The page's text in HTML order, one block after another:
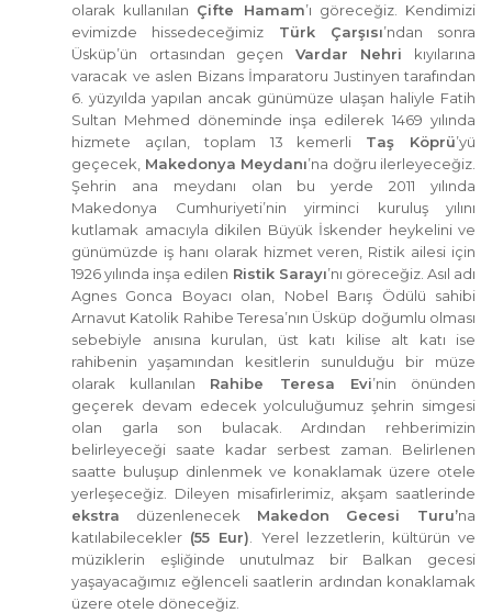
olarak kullanılan Çifte Hamam’ı göreceğiz. Kendimizi
evimizde hissedeceğimiz Türk Çarşısı’ndan sonra
Üsküp’ün ortasından geçen Vardar Nehri kıyılarına
varacak ve aslen Bizans İmparatoru Justinyen tarafından
6. yüzyılda yapılan ancak günümüze ulaşan haliyle Fatih
Sultan Mehmed döneminde inşa edilerek 1469 yılında
hizmete açılan, toplam 13 kemerli Taş Köprü’yü
geçecek, Makedonya Meydanı’na doğru ilerleyeceğiz.
Şehrin ana meydanı olan bu yerde 2011 yılında
Makedonya Cumhuriyeti’nin yirminci kuruluş yılını
kutlamak amacıyla dikilen Büyük İskender heykelini ve
günümüzde iş hanı olarak hizmet veren, Ristik ailesi için
1926 yılında inşa edilen Ristik Sarayı’nı göreceğiz. Asıl adı
Agnes Gonca Boyacı olan, Nobel Barış Ödülü sahibi
Arnavut Katolik Rahibe Teresa’nın Üsküp doğumlu olması
sebebiyle anısına kurulan, üst katı kilise alt katı ise
rahibenin yaşamından kesitlerin sunulduğu bir müze
olarak kullanılan Rahibe Teresa Evi’nin önünden
geçerek devam edecek yolculuğumuz şehrin simgesi
olan garla son bulacak. Ardından rehberimizin
belirleyeceği saate kadar serbest zaman. Belirlenen
saatte buluşup dinlenmek ve konaklamak üzere otele
yerleşeceğiz. Dileyen misafirlerimiz, akşam saatlerinde
ekstra düzenlenecek Makedon Gecesi Turu’na
katılabilecekler (55 Eur) . Yerel lezzetlerin, kültürün ve
müziklerin eşliğinde unutulmaz bir Balkan gecesi
yaşayacağımız eğlenceli saatlerin ardından konaklamak
üzere otele döneceğiz.